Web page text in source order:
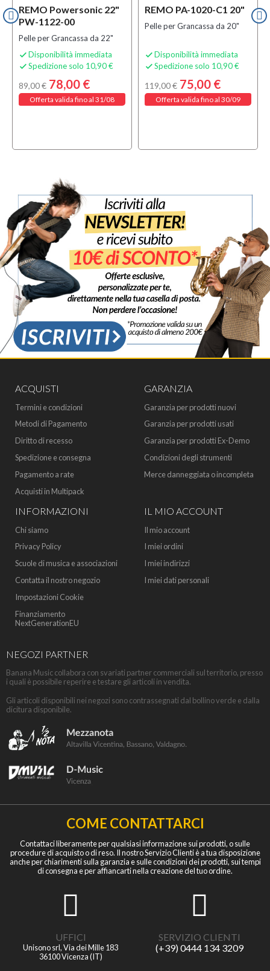
REMO Powersonic 22"
PW-1122-00
Pelle per Grancassa da 22"
 Disponibilità immediata
 Spedizione solo 10,90 €
89,00 € 78,00 €
Offerta valida fino al 31/08
REMO PA-1020-C1 20"
Pelle per Grancassa da 20"
 Disponibilità immediata
 Spedizione solo 10,90 €
119,00 € 75,00 €
Offerta valida fino al 30/09
ACQUISTI
Termini e condizioni
Metodi di Pagamento
Diritto di recesso
Spedizione e consegna
Pagamento a rate
Acquisti in Multipack
GARANZIA
Garanzia per prodotti nuovi
Garanzia per prodotti usati
Garanzia per prodotti Ex-Demo
Condizioni degli strumenti
Merce danneggiata o incompleta
INFORMAZIONI
Chi siamo
Privacy Policy
Scuole di musica e associazioni
Contatta il nostro negozio
Impostazioni Cookie
Finanziamento
NextGenerationEU
IL MIO ACCOUNT
Il mio account
I miei ordini
I miei indirizzi
I miei dati personali
NEGOZI PARTNER
Banana Music collabora con svariati partner commerciali sul territorio, presso
i quali è possibile reperire e testare gli articoli in vendita.
Gli articoli disponibili nei negozi sono contrassegnati dal bollino verde e dalla
dicitura disponibile.
COME CONTATTARCI
Contattaci liberamente per qualsiasi informazione sui prodotti, o sulle
procedure di acquisto o di reso. Il nostro Servizio Clienti è a tua disposizione
anche per chiarimenti sulla garanzia e sulle condizioni dei prodotti, sui tempi
di consegna e per affiancarti nella creazione del tuo ordine.
UFFICI
Unisono srl, Via dei Mille 183
36100 Vicenza (IT)
SERVIZIO CLIENTI
(+39) 0444 134 3209